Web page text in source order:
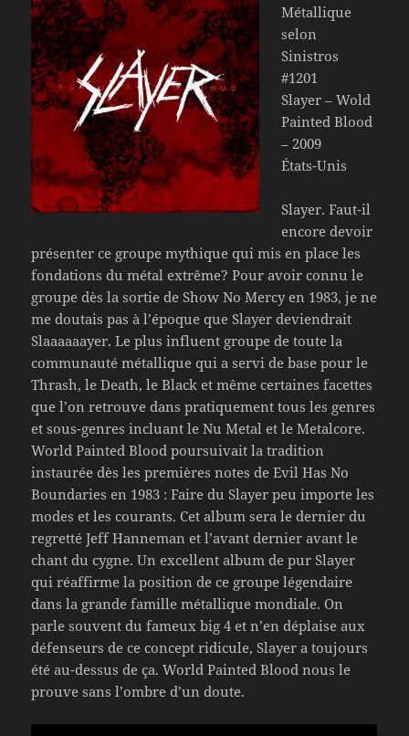
Métallique
selon
Sinistros
#1201
Slayer – Wold
Painted Blood
– 2009
États-Unis
Slayer. Faut-il
encore devoir
présenter ce groupe mythique qui mis en place les
fondations du métal extrême? Pour avoir connu le
groupe dès la sortie de Show No Mercy en 1983, je ne
me doutais pas à l’époque que Slayer deviendrait
Slaaaaaayer. Le plus influent groupe de toute la
communauté métallique qui a servi de base pour le
Thrash, le Death, le Black et même certaines facettes
que l’on retrouve dans pratiquement tous les genres
et sous-genres incluant le Nu Metal et le Metalcore.
World Painted Blood poursuivait la tradition
instaurée dès les premières notes de Evil Has No
Boundaries en 1983 : Faire du Slayer peu importe les
modes et les courants. Cet album sera le dernier du
regretté Jeff Hanneman et l’avant dernier avant le
chant du cygne. Un excellent album de pur Slayer
qui réaffirme la position de ce groupe légendaire
dans la grande famille métallique mondiale. On
parle souvent du fameux big 4 et n’en déplaise aux
défenseurs de ce concept ridicule, Slayer a toujours
été au-dessus de ça. World Painted Blood nous le
prouve sans l’ombre d’un doute.